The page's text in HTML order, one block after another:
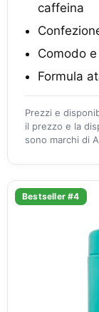
caffeina
Comodo
Formula
Prezzi e
il prezzo e la
sono marchi di
Bestseller #4